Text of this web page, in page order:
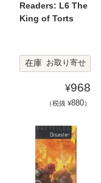
Readers: L6 The
King of Torts
在庫 お取り寄せ
¥968
（税抜 ¥880）